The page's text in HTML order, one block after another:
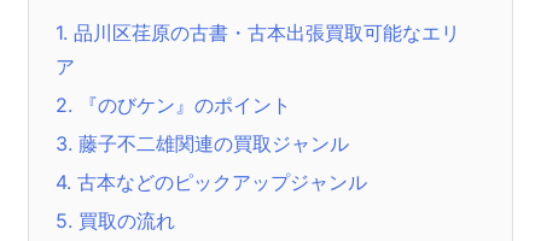
1. 品川区荏原の古書・古本出張買取可能なエリ
ア
2. 『のびケン』のポイント
3. 藤子不二雄関連の買取ジャンル
4. 古本などのピックアップジャンル
5. 買取の流れ